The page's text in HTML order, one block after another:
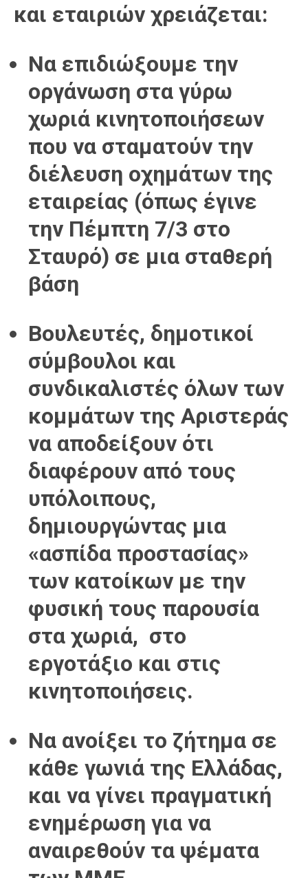
και εταιριών χρειάζεται:
Να επιδιώξουμε την
οργάνωση στα γύρω
χωριά κινητοποιήσεων
που να σταματούν την
διέλευση οχημάτων της
εταιρείας (όπως έγινε
την Πέμπτη 7/3 στο
Σταυρό) σε μια σταθερή
βάση
Βουλευτές, δημοτικοί
σύμβουλοι και
συνδικαλιστές όλων των
κομμάτων της Αριστεράς
να αποδείξουν ότι
διαφέρουν από τους
υπόλοιπους,
δημιουργώντας μια
«ασπίδα προστασίας»
των κατοίκων με την
φυσική τους παρουσία
στα χωριά, στο
εργοτάξιο και στις
κινητοποιήσεις.
Να ανοίξει το ζήτημα σε
κάθε γωνιά της Ελλάδας,
και να γίνει πραγματική
ενημέρωση για να
αναιρεθούν τα ψέματα